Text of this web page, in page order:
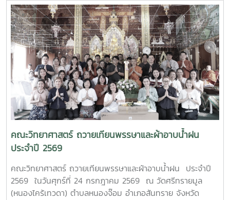
ครู และนักศึกษา แผนกวิชาเทคนิคการผลิต เข้าร่วมการอบรม
อย่างพร้อมเพรียง การอบรมครั้งนี้ได้รับเกียรติจาก ผู้ช่วย
ศาสตราจารย์ ดร.กนกวรรณ กรรเชียง และรองศาสตราจารย์
ดร.ชูพงษ์ ภาคภูมิ วิทยากรผู้ทรงคุณวุฒิจาก คณะวิทยาศาสตร์
มหาวิทยาลัยแม่โจ้ มาให้ความรู้ทั้งภาคทฤษฎีและภาคปฏิบัติเกี่ยว
กับการควบคุมแขนกลหุ่นยนต์ การประยุกต์ใช้งานในภาค
อุตสาหกรรม ตลอดจนการใช้งานเทคโนโลยีระบบอัตโนมัติ เพื่อให้
นักศึกษาได้เรียนรู้จากประสบการณ์จริงและสามารถนำองค์ความ
รู้ไปประยุกต์ใช้ในการเรียนและการประกอบอาชีพในอนาคต โดย
โครงการดังกล่าวมีวัตถุประสงค์เพื่อพัฒนาสมรรถนะด้าน
เทคโนโลยีและระบบอัตโนมัติ เสริมสร้างทักษะวิชาชีพที่สอดคล้อง
กับความต้องการของภาคอุตสาหกรรมยุคใหม่ พร้อมยกระดับ
ศักยภาพผู้เรียนให้มีความพร้อมเข้าสู่การทำงานในอุตสาหกรรม
4.0MTP : "ผู้นำการผลิตและพัฒนากำลังคนอาชีวศึกษาเฉพาะ
ทางสมรรรถนะสูง" 32 ปี MTP รั้ว ชมพู - ฟ้าดูรูปเพิ่มเติม :
https://drive.google.com/drive/folders/
คณะวิทยาศาสตร์ ถวายเทียนพรรษาและผ้าอาบน้ำฝน
ประจำปี 2569
คณะวิทยาศาสตร์ ถวายเทียนพรรษาและผ้าอาบน้ำฝน ประจำปี
2569 ในวันศุกร์ที่ 24 กรกฎาคม 2569 ณ วัดศรีทรายมูล
(หนองไคร้เทวดา) ตำบลหนองจ๊อม อำเภอสันทราย จังหวัด